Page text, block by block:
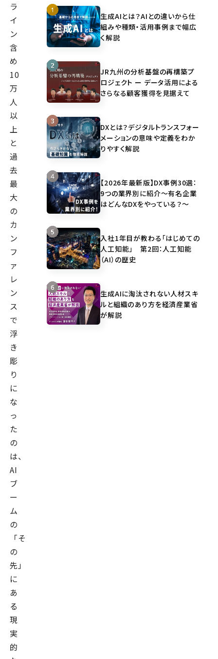
ラ
イ
ン
含
め
10
万
人
以
上
と
過
去
最
大
の
カ
ン
フ
ァ
レ
ン
ス
で
浮
き
彫
り
に
な
っ
た
の
は、
AI
ブ
ー
ム
の
「そ
の
先」
に
あ
る
現
実
的
生成AIとは？AIとの違いから仕
組みや種類・活用事例まで幅広
く解説
JR九州の分析基盤の再構築プ
ロジェクト ー データ活用による
さらなる顧客獲得を見据えて
DXとは？デジタルトランスフォー
メーションの意味や定義をわか
りやすく解説
【2026年最新版】DX事例30選：
9つの業界別に紹介～有名企業
はどんなDXをやっている？～
入社1年目が教わる「はじめての
人工知能」 第2回：人工知能
（AI）の歴史
生成AIに淘汰されない人材スキ
ルと組織のあり方を経済産業省
が解説